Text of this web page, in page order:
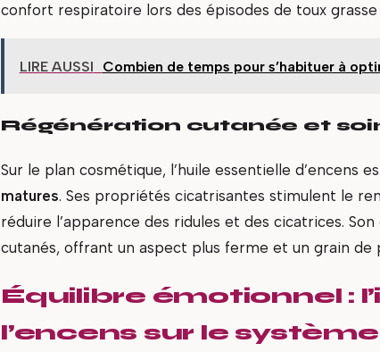
confort respiratoire lors des épisodes de toux grasse
LIRE AUSSI Combien de temps pour s’habituer à
Régénération cutanée et
Sur le plan cosmétique, l’huile essentielle d’encens
matures. Ses propriétés cicatrisantes stimulent le
réduire l’apparence des ridules et des cicatrices.
cutanés, offrant un aspect plus ferme et un grain de
Équilibre émotionnel :
l’encens sur le